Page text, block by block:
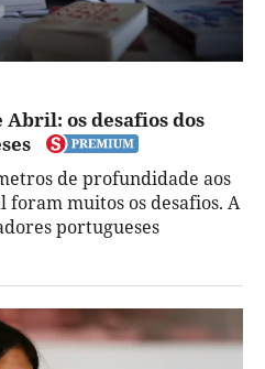
Abril: os desafios dos
de profundidade aos
muitos os desafios. A
portugueses